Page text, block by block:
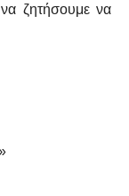
ζητήσουμε να